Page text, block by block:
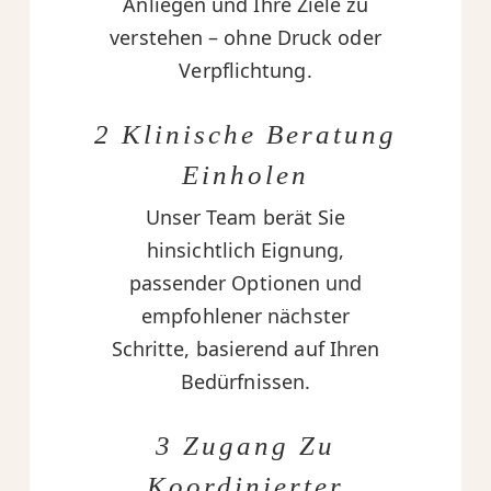
verstehen – ohne Druck oder
Verpflichtung.
2 Klinische Beratung
Einholen
Unser Team berät Sie
hinsichtlich Eignung,
passender Optionen und
empfohlener nächster
Schritte, basierend auf Ihren
Bedürfnissen.
3 Zugang Zu